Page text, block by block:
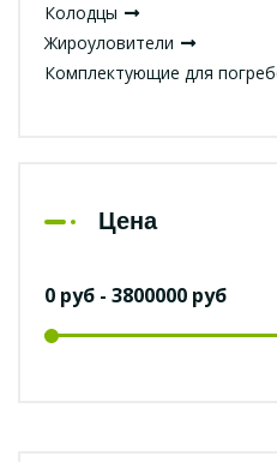
Колодцы
Жироуловители
Комплектующие для
Цена